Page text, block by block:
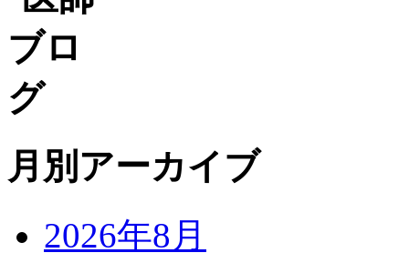
月別アーカイブ
2026年8月